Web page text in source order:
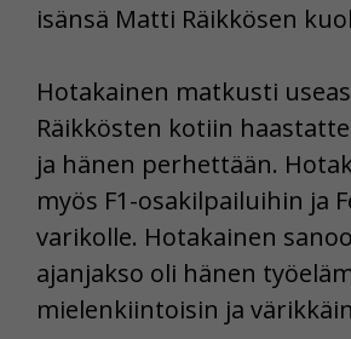
isänsä Matti Räikkösen
Hotakainen matkusti
Räikkösten kotiin
ja hänen perhettään.
myös F1-osakilpailuihin ja
varikolle. Hotakainen
ajanjakso oli hänen
mielenkiintoisin ja